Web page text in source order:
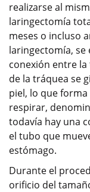
realizarse al
laringectomía
meses o incluso
laringectomía, se
conexión entre
de la tráquea se
piel, lo que
respirar,
todavía hay una
el tubo que
estómago.
Durante el
orificio del